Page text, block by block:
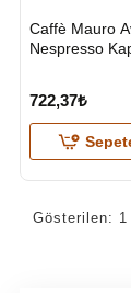
GÖNDERİ
Caffè Mauro
Nespresso
722,37₺
Gösterilen: